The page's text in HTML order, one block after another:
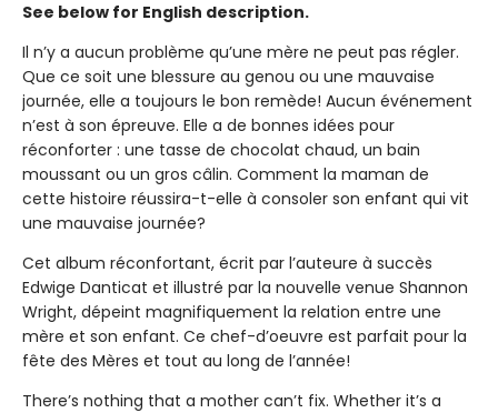
See below for English description.
Il n’y a aucun problème qu’une mère ne peut pas régler.
Que ce soit une blessure au genou ou une mauvaise
journée, elle a toujours le bon remède! Aucun événement
n’est à son épreuve. Elle a de bonnes idées pour
réconforter : une tasse de chocolat chaud, un bain
moussant ou un gros câlin. Comment la maman de
cette histoire réussira-t-elle à consoler son enfant qui vit
une mauvaise journée?
Cet album réconfortant, écrit par l’auteure à succès
Edwige Danticat et illustré par la nouvelle venue Shannon
Wright, dépeint magnifiquement la relation entre une
mère et son enfant. Ce chef-d’oeuvre est parfait pour la
fête des Mères et tout au long de l’année!
There’s nothing that a mother can’t fix. Whether it’s a